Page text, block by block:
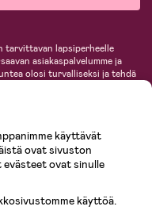
tarvittavan lapsiperheelle
asiakaspalvelumme ja
olosi turvalliseksi ja tehdä
lukuisia tunnettuja
LEGO ja monia muita!
lastentarvikkeiden
käyttävät
ovat sivuston
ovat sinulle
käyttöä.